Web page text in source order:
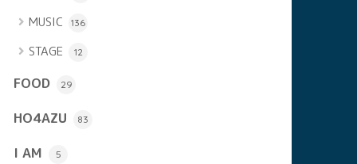
MUSIC
136
STAGE 12
FOOD 29
HO4AZU 83
I AM 5